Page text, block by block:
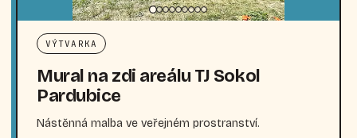
VÝTVARKA
Mural na zdi areálu TJ Sokol
Pardubice
Nástěnná malba ve veřejném prostranství.